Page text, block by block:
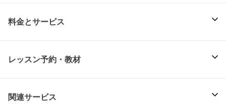
料金とサービス
レッスン予約・教材
関連サービス